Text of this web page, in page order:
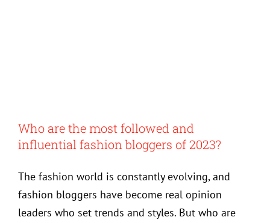
Who are the most followed and
influential fashion bloggers of 2023?
The fashion world is constantly evolving, and
fashion bloggers have become real opinion
leaders who set trends and styles. But who are